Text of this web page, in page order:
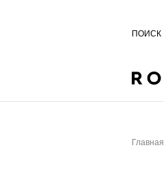
ПОИСК
Главная